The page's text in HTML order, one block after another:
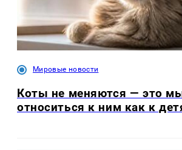
Мировые новости
Коты не меняются — это
относиться к ним как к